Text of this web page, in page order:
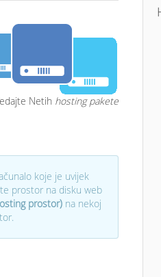
Netih hosting pakete
koje je uvijek
prostor na disku web
prostor)na nekoj